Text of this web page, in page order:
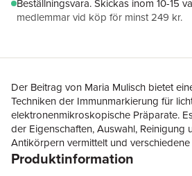
Beställningsvara.Skickas inom 10-15
medlemmar vid köp för minst 249 kr.
Der Beitrag von Maria Mulisch bietet
Techniken der Immunmarkierung für
elektronenmikroskopische Präparate.
der Eigenschaften, Auswahl, Reinigung
Antikörpern vermittelt und
(Enzyme, Fluorochrome, kolloidales
Produktinformation